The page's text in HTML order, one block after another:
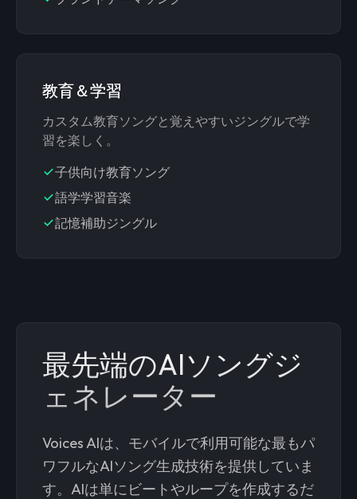
教育＆学習
カスタム教育ソングと覚えやすいジングルで学
習を楽しく。
子供向け教育ソング
語学学習音楽
記憶補助ジングル
最先端のAIソングジ
ェネレーター
Voices AIは、モバイルで利用可能な最もパ
ワフルなAIソング生成技術を提供していま
す。AIは単にビートやループを作成するだ